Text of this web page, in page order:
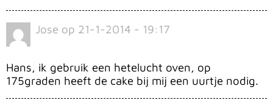
Jose op 21-1-2014 - 19:17
Hans, ik gebruik een hetelucht oven, op
175graden heeft de cake bij mij een uurtje nodig.